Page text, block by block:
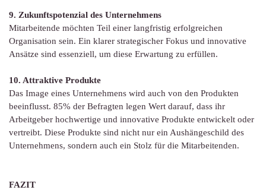
9. Zukunftspotenzial des Unternehmens
Mitarbeitende möchten Teil einer langfristig erfolgreichen
Organisation sein. Ein klarer strategischer Fokus und innovative
Ansätze sind essenziell, um diese Erwartung zu erfüllen.
10. Attraktive Produkte
Das Image eines Unternehmens wird auch von den Produkten
beeinflusst. 85% der Befragten legen Wert darauf, dass ihr
Arbeitgeber hochwertige und innovative Produkte entwickelt oder
vertreibt. Diese Produkte sind nicht nur ein Aushängeschild des
Unternehmens, sondern auch ein Stolz für die Mitarbeitenden.
FAZIT